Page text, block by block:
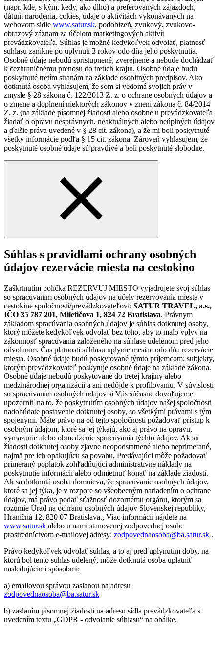
(napr. kde, s kým, kedy, ako dlho) a preferovaných zájazdoch,
dátum narodenia, cokies, údaje o aktivitách vykonávaných na
webovom sídle www.satur.sk, podobizeň, zvukový, zvukovo-
obrazový záznam za účelom marketingových aktivít
prevádzkovateľa. Súhlas je možné kedykoľvek odvolať, platnosť
súhlasu zanikne po uplynutí 3 rokov odo dňa jeho poskytnutia.
Osobné údaje nebudú sprístupnené, zverejnené a nebude dochádzať
k cezhraničnému prenosu do tretích krajín. Osobné údaje budú
poskytnuté tretím stranám na základe osobitných predpisov. Ako
dotknutá osoba vyhlasujem, že som si vedomá svojich práv v
zmysle § 28 zákona č. 122/2013 Z. z. o ochrane osobných údajov a
o zmene a doplnení niektorých zákonov v znení zákona č. 84/2014
Z. z. (na základe písomnej žiadosti alebo osobne u prevádzkovateľa
žiadať o opravu nesprávnych, neaktuálnych alebo neúplných údajov
a ďalšie práva uvedené v § 28 cit. zákona), a že mi boli poskytnuté
všetky informácie podľa § 15 cit. zákona. Zároveň vyhlasujem, že
poskytnuté osobné údaje sú pravdivé a boli poskytnuté slobodne.
Súhlas s pravidlami ochrany osobných
údajov rezervácie miesta na cestokino
Zaškrtnutím políčka REZERVUJ MIESTO vyjadrujete svoj súhlas
so spracúvaním osobných údajov na účely rezervovania miesta v
cestokine spoločnosti/prevádzkovateľovi: SATUR TRAVEL, a.s.,
IČO 35 787 201, Miletičova 1, 824 72 Bratislava. Právnym
základom spracúvania osobných údajov je súhlas dotknutej osoby,
ktorý môžete kedykoľvek odvolať bez toho, aby to malo vplyv na
zákonnosť spracúvania založeného na súhlase udelenom pred jeho
odvolaním. Čas platnosti súhlasu uplynie mesiac odo dňa rezervácie
miesta. Osobné údaje budú poskytované týmto príjemcom: subjekty,
ktorým prevádzkovateľ poskytuje osobné údaje na základe zákona.
Osobné údaje nebudú poskytované do tretej krajiny alebo
medzinárodnej organizácii a ani nedôjde k profilovaniu. V súvislosti
so spracúvaním osobných údajov si Vás súčasne dovoľujeme
upozorniť na to, že poskytnutím osobných údajov našej spoločnosti
nadobúdate postavenie dotknutej osoby, so všetkými právami s tým
spojenými. Máte právo na od tejto spoločnosti požadovať prístup k
osobným údajom, ktoré sa jej týkajú, ako aj právo na opravu,
vymazanie alebo obmedzenie spracúvania týchto údajov. Ak sú
žiadosti dotknutej osoby zjavne neopodstatnené alebo neprimerané,
najmä pre ich opakujúcu sa povahu, Predávajúci môže požadovať
primeraný poplatok zohľadňujúci administratívne náklady na
poskytnutie informácií alebo odmietnuť konať na základe žiadosti.
Ak sa dotknutá osoba domnieva, že spracúvanie osobných údajov,
ktoré sa jej týka, je v rozpore so všeobecným nariadením o ochrane
údajov, má právo podať sťažnosť dozornému orgánu, ktorým sa
rozumie Úrad na ochranu osobných údajov Slovenskej republiky,
Hraničná 12, 820 07 Bratislava., Viac informácií nájdete na
www.satur.sk alebo u nami stanovenej zodpovednej osobe
prostredníctvom e-mailovej adresy: zodpovednaosoba@ba.satur.sk .
Právo kedykoľvek odvolať súhlas, a to aj pred uplynutím doby, na
ktorú bol tento súhlas udelený, môže dotknutá osoba uplatniť
nasledujúcimi spôsobmi:
a) emailovou správou zaslanou na adresu
zodpovednaosoba@ba.satur.sk
b) zaslaním písomnej žiadosti na adresu sídla prevádzkovateľa s
uvedením textu „GDPR - odvolanie súhlasu“ na obálke.